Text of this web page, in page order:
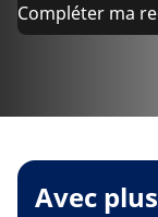
Compléter ma
Avec